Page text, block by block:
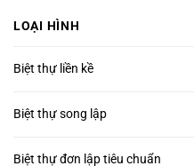
LOẠI HÌNH
Biệt thự liền kề
Biệt thự song lập
Biệt thự đơn lập tiêu chuẩn